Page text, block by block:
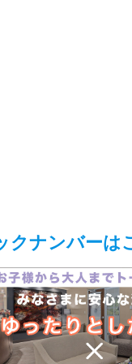
クナンバーは